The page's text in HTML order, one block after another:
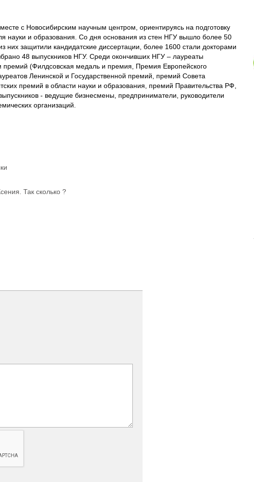
с Новосибирским научным центром, ориентируясь на подготовку
науки и образования. Со дня основания из стен НГУ вышло более 50
них защитили кандидатские диссертации, более 1600 стали докторами
48 выпускников НГУ. Среди окончивших НГУ – лауреаты
премий (Филдсовская медаль и премия, Премия Европейского
Ленинской и Государственной премий, премий Совета
премий в области науки и образования, премий Правительства РФ,
- ведущие бизнесмены, предприниматели, руководители
организаций.
Так сколько ?